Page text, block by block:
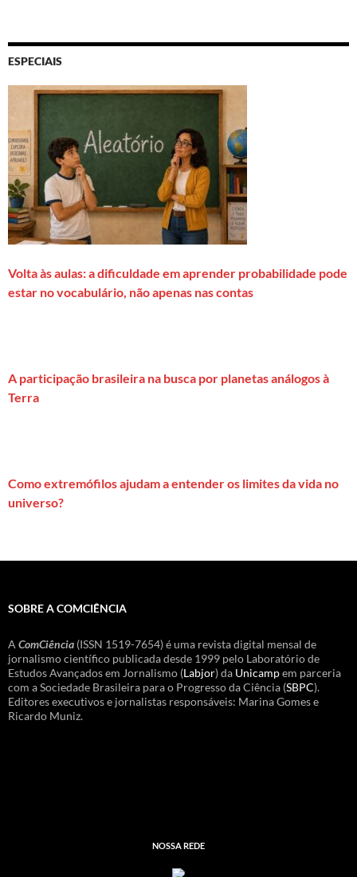
ESPECIAIS
Volta às aulas: a dificuldade em aprender probabilidade pode
estar no vocabulário, não apenas nas contas
A participação brasileira na busca por planetas análogos à
Terra
Como extremófilos ajudam a entender os limites da vida no
universo?
SOBRE A COMCIÊNCIA
A ComCiência (ISSN 1519-7654) é uma revista digital mensal de
jornalismo científico publicada desde 1999 pelo Laboratório de
Estudos Avançados em Jornalismo (Labjor) da Unicampem parceria
com a Sociedade Brasileira para o Progresso da Ciência (SBPC).
Editores executivos e jornalistas responsáveis: Marina Gomes e
Ricardo Muniz.
NOSSA REDE